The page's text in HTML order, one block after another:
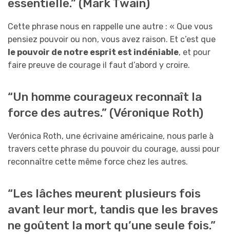
essentielle.” (Mark Twain)
Cette phrase nous en rappelle une autre : « Que vous
pensiez pouvoir ou non, vous avez raison. Et c’est que
le pouvoir de notre esprit est indéniable, et pour
faire preuve de courage il faut d’abord y croire.
“Un homme courageux reconnaît la
force des autres.” (Véronique Roth)
Verónica Roth, une écrivaine américaine, nous parle à
travers cette phrase du pouvoir du courage, aussi pour
reconnaître cette même force chez les autres.
“Les lâches meurent plusieurs fois
avant leur mort, tandis que les braves
ne goûtent la mort qu’une seule fois.”